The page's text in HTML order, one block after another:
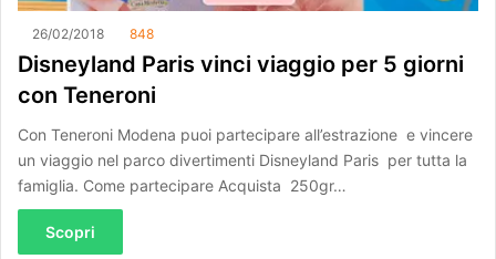
26/02/2018 848
Disneyland Paris vinci viaggio per 5 giorni
con Teneroni
Con Teneroni Modena puoi partecipare all’estrazione e vincere
un viaggio nel parco divertimenti Disneyland Paris per tutta la
famiglia. Come partecipare Acquista 250gr…
Scopri